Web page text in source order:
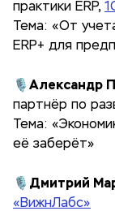
практики ERP,
Тема: «От
ERP+ для
🎙 Александр
партнёр по
Тема:
её заберёт»
🎙 Дмитрий
«ВижнЛабс»